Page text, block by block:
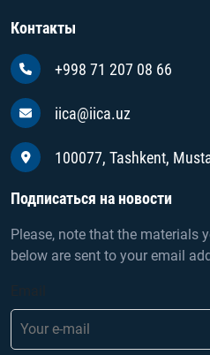
Контакты
+998 71 207 08 66
iica@iica.uz
100077, Tashkent,
Подписаться на новости
Please, note that the materials
below are sent to your email